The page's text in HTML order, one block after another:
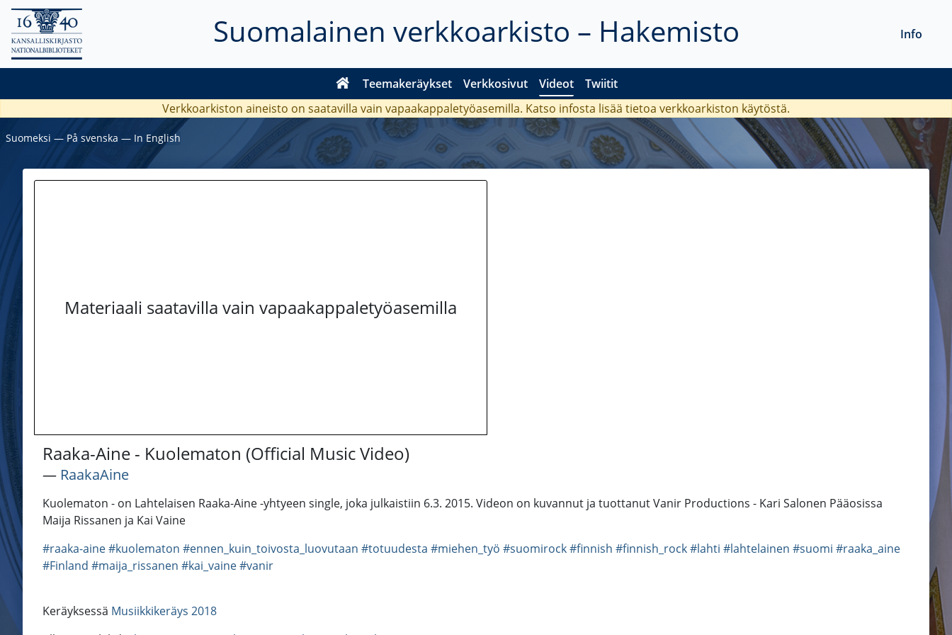
Suomalainen verkkoarkisto – Hakemisto
Teemakeräykset Verkkosivut Videot Twiitit
Info
Verkkoarkiston aineisto on saatavilla vain vapaakappaletyöasemilla. Katso infosta lisää tietoa verkkoarkiston käytöstä.
Suomeksi ― På svenska ― In English
Materiaali saatavilla vain vapaakappaletyöasemilla
Raaka-Aine - Kuolematon (Official Music Video)
― RaakaAine
Kuolematon - on Lahtelaisen Raaka-Aine -yhtyeen single, joka julkaistiin 6.3. 2015. Videon on kuvannut ja tuottanut Vanir Productions - Kari Salonen Pääosissa
Maija Rissanen ja Kai Vaine
#raaka-aine#kuolematon #ennen_kuin_toivosta_luovutaan #totuudesta #miehen_työ #suomirock#finnish #finnish_rock#lahti #lahtelainen #suomi #raaka_aine
#Finland #maija_rissanen #kai_vaine#vanir
Keräyksessä Musiikkikeräys 2018